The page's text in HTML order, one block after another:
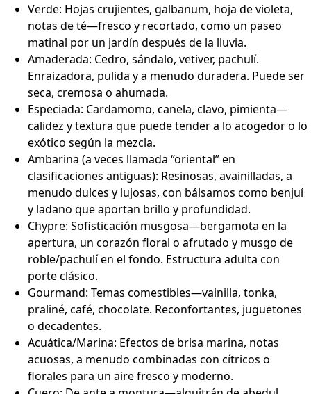
Verde: Hojas crujientes, galbanum, hoja de violeta,
notas de té—fresco y recortado, como un paseo
matinal por un jardín después de la lluvia.
Amaderada: Cedro, sándalo, vetiver, pachulí.
Enraizadora, pulida y a menudo duradera. Puede ser
seca, cremosa o ahumada.
Especiada: Cardamomo, canela, clavo, pimienta—
calidez y textura que puede tender a lo acogedor o lo
exótico según la mezcla.
Ambarina (a veces llamada “oriental” en
clasificaciones antiguas): Resinosas, avainilladas, a
menudo dulces y lujosas, con bálsamos como benjuí
y ladano que aportan brillo y profundidad.
Chypre: Sofisticación musgosa—bergamota en la
apertura, un corazón floral o afrutado y musgo de
roble/pachulí en el fondo. Estructura adulta con
porte clásico.
Gourmand: Temas comestibles—vainilla, tonka,
praliné, café, chocolate. Reconfortantes, juguetones
o decadentes.
Acuática/Marina: Efectos de brisa marina, notas
acuosas, a menudo combinadas con cítricos o
florales para un aire fresco y moderno.